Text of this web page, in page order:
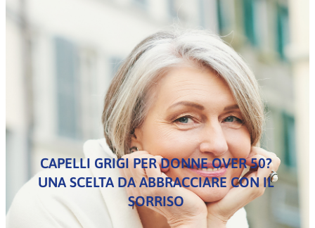
CAPELLI GRIGI PER DONNE OVER 50?
UNA SCELTA DA ABBRACCIARE CON IL
SORRISO